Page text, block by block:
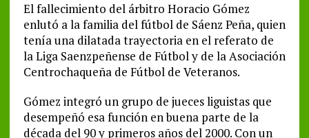
El fallecimiento del árbitro Horacio Gómez
enlutó a la familia del fútbol de Sáenz Peña, quien
tenía una dilatada trayectoria en el referato de
la Liga Saenzpeñense de Fútbol y de la Asociación
Centrochaqueña de Fútbol de Veteranos.
Gómez integró un grupo de jueces liguistas que
desempeñó esa función en buena parte de la
década del 90 y primeros años del 2000. Con un